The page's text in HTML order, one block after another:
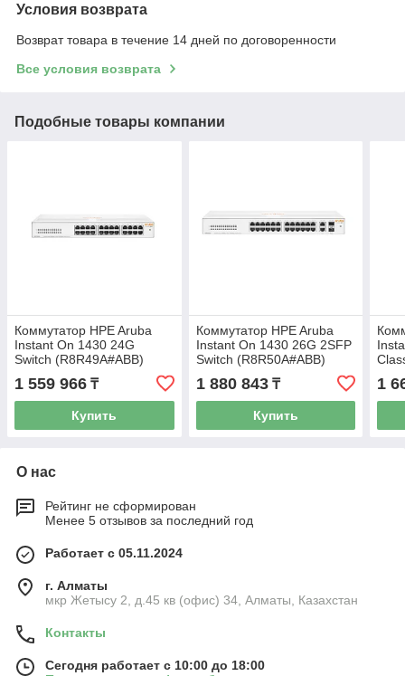
Условия возврата
Возврат товара в течение 14 дней по договоренности
Все условия возврата
Подобные товары компании
Коммутатор HPE Aruba
Instant On 1430 24G
Switch (R8R49A#ABB)
1 559 966 ₸
Купить
Коммутатор HPE Aruba
Instant On 1430 26G 2SFP
Switch (R8R50A#ABB)
1 880 843₸
Купить
1
О нас
Рейтинг не сформирован
Менее 5 отзывов за последний год
Работает с 05.11.2024
г. Алматы
мкр Жетысу 2, д.45 кв (офис) 34, Алматы, Казахстан
Контакты
Сегодня работает с 10:00 до 18:00